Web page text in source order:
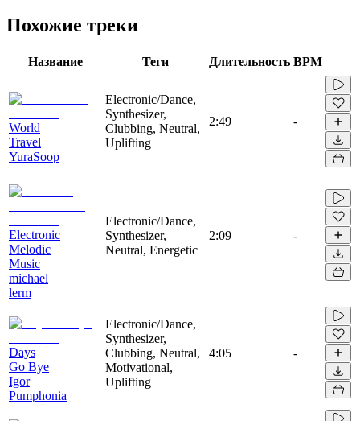
Похожие треки
Название Теги Длительность BPM
World
Travel
YuraSoop
Electronic/Dance,
Synthesizer,
Clubbing, Neutral,
Uplifting
2:49 -
Electronic
Melodic
Music
michael
lerm
Electronic/Dance,
Synthesizer,
Neutral, Energetic
2:09 -
Days
Go Bye
Igor
Pumphonia
Electronic/Dance,
Synthesizer,
Clubbing, Neutral,
Motivational,
Uplifting
4:05 -